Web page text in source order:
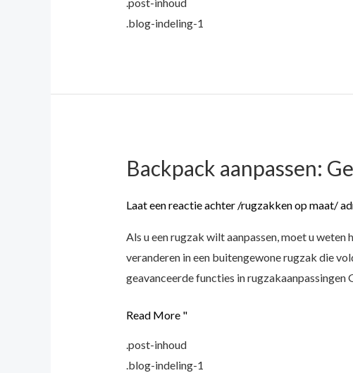
.post-inhoud
.blog-indeling-1
Backpack aanpassen:
Laat een reactie achter /rugzakken op maat/
Als u een rugzak wilt aanpassen, moet u
veranderen in een buitengewone rugzak die
geavanceerde functies in rugzakaanpassingen
Backpack
Geavanceerde
Read More "
.post-inhoud
.blog-indeling-1